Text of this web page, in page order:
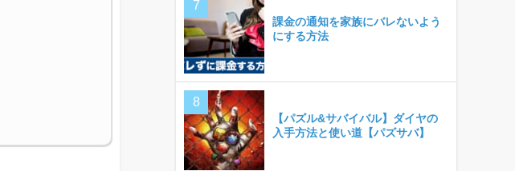
課金の通知を家族にバレないよう
にする方法
【パズル&サバイバル】ダイヤの
入手方法と使い道【パズサバ】